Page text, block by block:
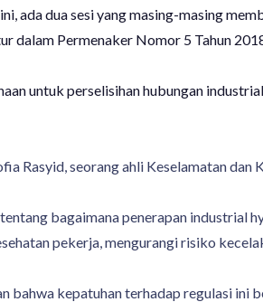
ada dua sesi yang masing-masing
dalam Permenaker Nomor 5 Tahun
untuk perselisihan hubungan
Rasyid, seorang ahli Keselamatan
bagaimana penerapan industrial
pekerja, mengurangi risiko
bahwa kepatuhan terhadap regulasi